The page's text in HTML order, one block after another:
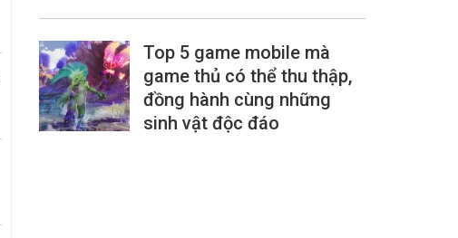
Top 5 game mobile mà
game thủ có thể thu thập,
đồng hành cùng những
sinh vật độc đáo